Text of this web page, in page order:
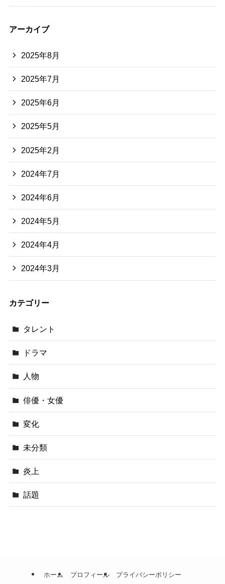
アーカイブ
2025年8月
2025年7月
2025年6月
2025年5月
2025年2月
2024年7月
2024年6月
2024年5月
2024年4月
2024年3月
カテゴリー
タレント
ドラマ
人物
俳優・女優
変化
未分類
炎上
話題
ホーム プロフィール プライバシーポリシー